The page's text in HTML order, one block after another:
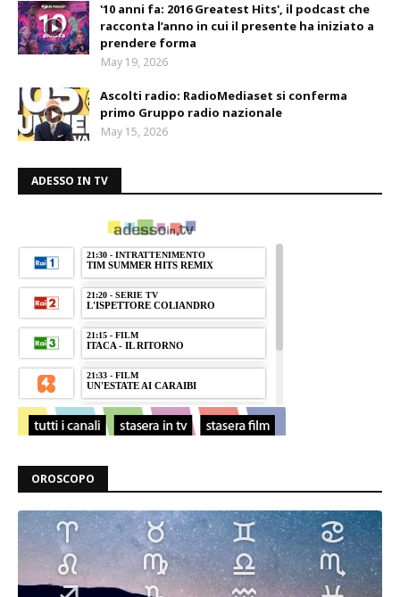
'10 anni fa: 2016 Greatest Hits', il podcast che
racconta l’anno in cui il presente ha iniziato a
prendere forma
May 19, 2026
Ascolti radio: RadioMediaset si conferma
primo Gruppo radio nazionale
May 15, 2026
ADESSO IN TV
OROSCOPO